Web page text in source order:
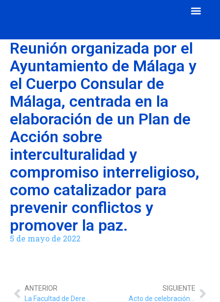
Reunión organizada por el
Ayuntamiento de Málaga y
el Cuerpo Consular de
Málaga, centrada en la
elaboración de un Plan de
Acción sobre
interculturalidad y
compromiso interreligioso,
como catalizador para
prevenir conflictos y
promover la paz.
5 de mayo de 2022
ANTERIOR
SIGUIENTE